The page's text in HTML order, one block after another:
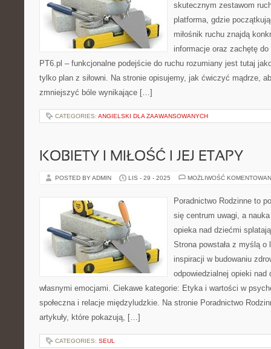
skutecznym zestawom
platforma, gdzie
miłośnik ruchu znajdą
informacje oraz zachętę
PT6.pl – funkcjonalne podejście do ruchu rozumiany jest tutaj
tylko plan z siłowni. Na stronie opisujemy, jak ćwiczyć mądrze,
zmniejszyć bóle wynikające […]
CATEGORIES: ANGIELSKI DLA ZAAWANSOWANYCH
KOBIETY I MIŁOŚĆ I JEJ ETAPY
POSTED BY ADMIN LIS - 29 - 2025 MOŻLIWOŚĆ
Poradnictwo Rodzinne to
się centrum uwagi, a
opieka nad dziećmi
Strona powstała z myślą
inspiracji w budowaniu
odpowiedzialnej opieki nad
własnymi emocjami. Ciekawe kategorie: Etyka i wartości w
społeczna i relacje międzyludzkie. Na stronie Poradnictwo
artykuły, które pokazują, […]
CATEGORIES: SEUL